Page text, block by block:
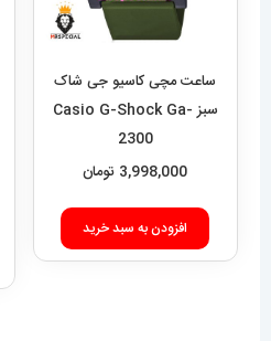
ساعت مچی کاسیو جی شاک
سبز Casio G-Shock Ga-
2300
3,998,000 تومان
افزودن به سبد خرید